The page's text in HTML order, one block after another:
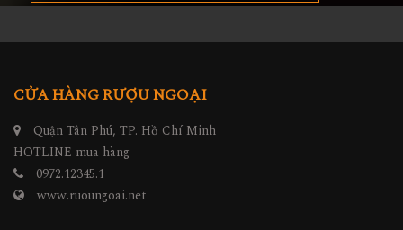
CỬA HÀNG RƯỢU NGOẠI
Quận Tân Phú, TP. Hồ Chí Minh
HOTLINE mua hàng
0972.12345.1
www.ruoungoai.net